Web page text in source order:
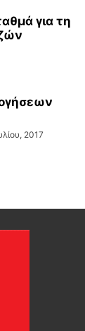
για τη
2017